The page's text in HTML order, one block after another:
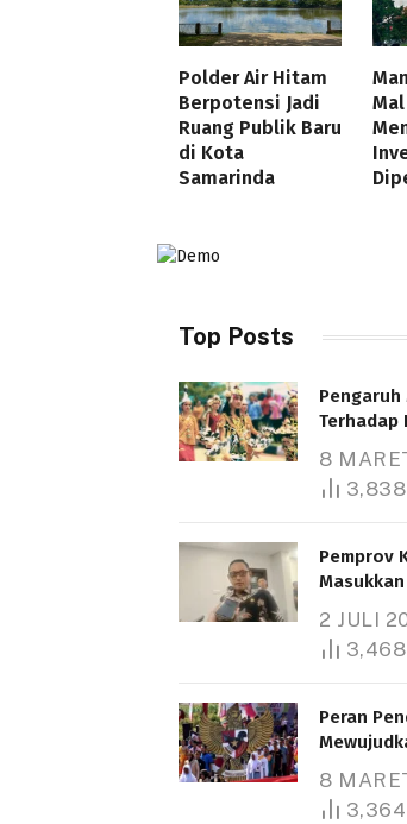
Polder Air Hitam
Berpotensi Jadi
Ruang Publik Baru
di Kota
Samarinda
Top Posts
Pengaruh
Terhadap
8
3,838
Pemprov
Bantuan
Gratispol
2 JULI
3,468
Peran
8
3,364